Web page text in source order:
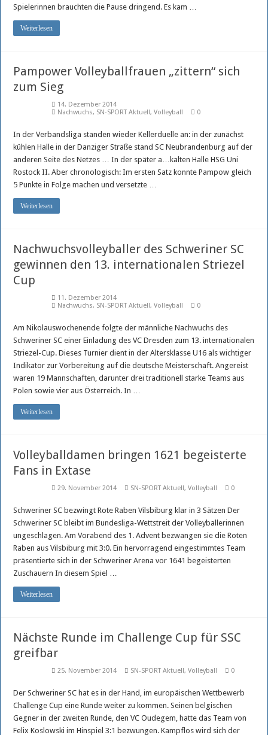
Spielerinnen brauchten die Pause dringend. Es kam …
Weiterlesen
Pampower Volleyballfrauen „zittern“ sich
zum Sieg
14. Dezember 2014
Nachwuchs, SN-SPORT Aktuell,Volleyball 0
In der Verbandsliga standen wieder Kellerduelle an: in der zunächst
kühlen Halle in der Danziger Straße stand SC Neubrandenburg auf der
anderen Seite des Netzes … In der später a…kalten Halle HSG Uni
Rostock II. Aber chronologisch: Im ersten Satz konnte Pampow gleich
5 Punkte in Folge machen und versetzte …
Weiterlesen
Nachwuchsvolleyballer des Schweriner SC
gewinnen den 13. internationalen Striezel
Cup
11. Dezember 2014
Nachwuchs, SN-SPORT Aktuell,Volleyball 0
Am Nikolauswochenende folgte der männliche Nachwuchs des
Schweriner SC einer Einladung des VC Dresden zum 13. internationalen
Striezel-Cup. Dieses Turnier dient in der Altersklasse U16 als wichtiger
Indikator zur Vorbereitung auf die deutsche Meisterschaft. Angereist
waren 19 Mannschaften, darunter drei traditionell starke Teams aus
Polen sowie vier aus Österreich. In …
Weiterlesen
Volleyballdamen bringen 1621 begeisterte
Fans in Extase
29. November 2014 SN-SPORT Aktuell,Volleyball 0
Schweriner SC bezwingt Rote Raben Vilsbiburg klar in 3 Sätzen Der
Schweriner SC bleibt im Bundesliga-Wettstreit der Volleyballerinnen
ungeschlagen. Am Vorabend des 1. Advent bezwangen sie die Roten
Raben aus Vilsbiburg mit 3:0. Ein hervorragend eingestimmtes Team
präsentierte sich in der Schweriner Arena vor 1641 begeisterten
Zuschauern In diesem Spiel …
Weiterlesen
Nächste Runde im Challenge Cup für SSC
greifbar
25. November 2014 SN-SPORT Aktuell,Volleyball 0
Der Schweriner SC hat es in der Hand, im europäischen Wettbewerb
Challenge Cup eine Runde weiter zu kommen. Seinen belgischen
Gegner in der zweiten Runde, den VC Oudegem, hatte das Team von
Felix Koslowski im Hinspiel 3:1 bezwungen. Kampflos wird sich der